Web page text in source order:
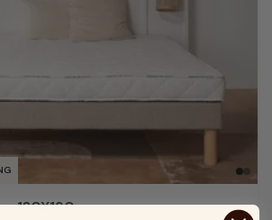
130X190